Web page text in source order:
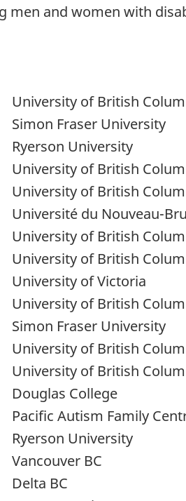
men and women with
University of British
Simon Fraser University
Ryerson University
University of British
University of British
Université du Nouveau-
University of British
University of British
University of Victoria
University of British
Simon Fraser University
University of British
University of British
Douglas College
Pacific Autism Family
Ryerson University
Vancouver BC
Delta BC